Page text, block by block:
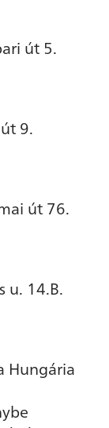
út 5.
9.
út 76.
u. 14.B.
Hungária